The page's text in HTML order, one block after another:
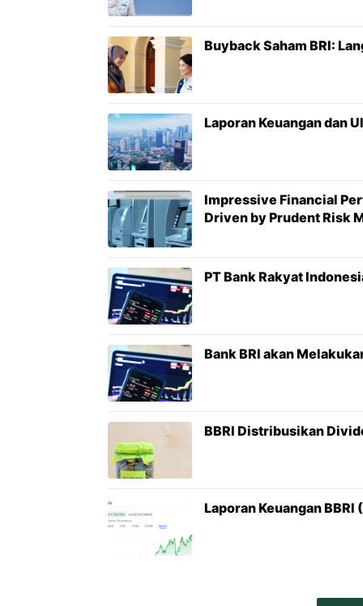
Buyback Saham BRI:
Laporan Keuangan dan
Impressive Financial
Driven by Prudent Risk
PT Bank Rakyat
Bank BRI akan
BBRI Distribusikan
Laporan Keuangan